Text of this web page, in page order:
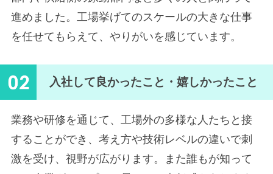
進めました。工場挙げてのスケールの大きな仕事
を任せてもらえて、やりがいを感じています。
入社して良かったこと・嬉しかったこと
業務や研修を通じて、工場外の多様な人たちと接
することができ、考え方や技術レベルの違いで刺
激を受け、視野が広がります。また誰もが知って